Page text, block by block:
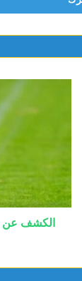
الكشف عن